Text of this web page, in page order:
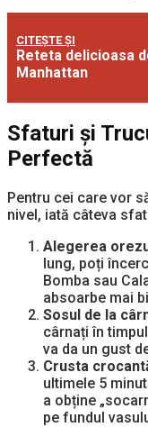
CITEȘTE ȘI
Reteta delicioasa
Manhattan
Sfaturi și
Perfectă
Pentru cei care vor
nivel, iată câteva
Alegerea
lung, poți
Bomba sau
absoarbe mai
Sosul de la
cârnați în
va da un gust
Crusta
ultimele 5
a obține
pe fundul